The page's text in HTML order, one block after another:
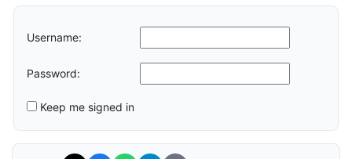
Username:
Password:
Keep me signed in